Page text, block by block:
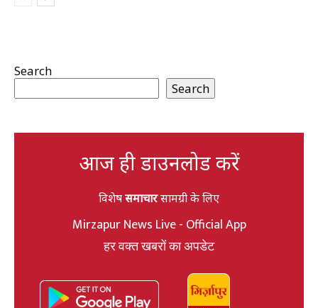
Search
Search
आज ही डाउनलोड करें
विशेषसमाचारसामग्री के लिए
Mirzapur News Live - Official App
हर वक्त खबरों का अपडेट